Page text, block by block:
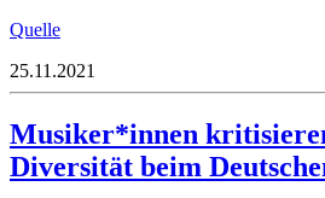
Quelle
25.11.2021
Musiker*innen
Diversität beim